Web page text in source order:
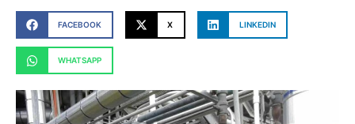
FACEBOOK X LINKEDIN
WHATSAPP